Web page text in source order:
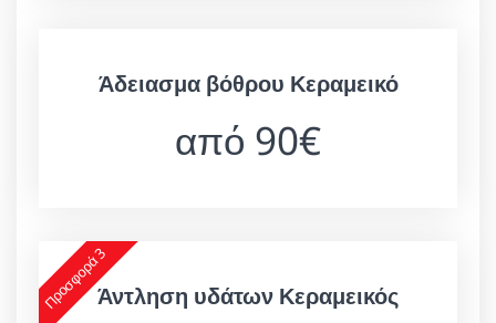
Άδειασμα βόθρου Κεραμεικό
από 90€
Προσφορά 3Άντληση υδάτων Κεραμεικός